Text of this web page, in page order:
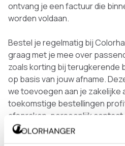
ontvang je een factuur die
worden voldaan.
Bestel je regelmatig bij
graag met je mee over
zoals korting bij terugkerende
op basis van jouw afname.
we toevoegen aan je zakelijke
toekomstige bestellingen
afspraken, persoonlijk contact
passen bij jouw projecten.